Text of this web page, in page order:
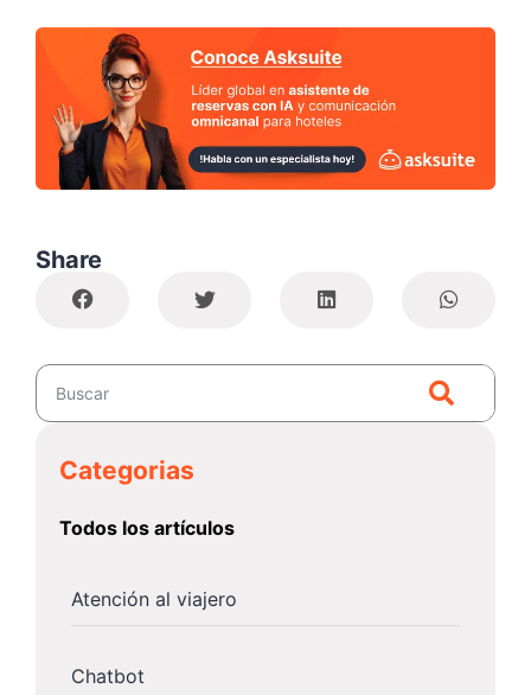
Share
Categorias
Todos los artículos
Atención al viajero
Chatbot